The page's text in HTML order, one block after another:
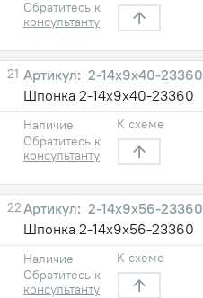
Обратитесь к
консультанту
21
2-14х9х40-23360
Шпонка 2-14х9х40-23360
Наличие
Обратитесь к
консультанту
К схеме
22
2-14х9х56-23360
Шпонка 2-14х9х56-23360
Наличие
Обратитесь к
консультанту
К схеме